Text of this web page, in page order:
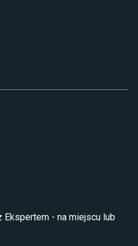
- na miejscu lub